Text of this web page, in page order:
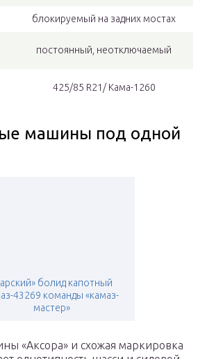
блокируемый на задних мостах
постоянный, неотключаемый
425/85 R21/ Кама-1260
машины под одной
болид капотный
43269 команды «камаз-
мастер»
«Аксора» и схожая маркировка